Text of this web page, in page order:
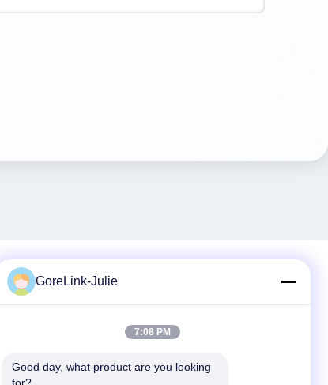
86-755-89320995
GoreLink-Julie
7:08 PM
Good day, what product are you looking